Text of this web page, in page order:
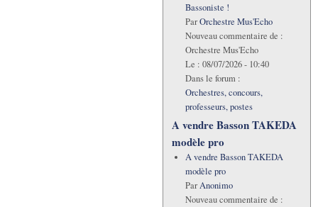
Bassoniste !
ParOrchestre Mus'Echo
Nouveau commentaire de :
Orchestre Mus'Echo
Le : 08/07/2026 - 10:40
Dans le forum :
Orchestres, concours,
professeurs, postes
A vendre Basson TAKEDA
modèle pro
A vendre Basson TAKEDA
modèle pro
ParAnonimo
Nouveau commentaire de :